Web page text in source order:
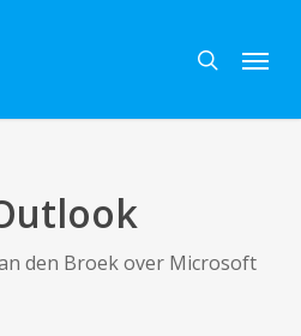
search
Menu
den Broek over Microsoft